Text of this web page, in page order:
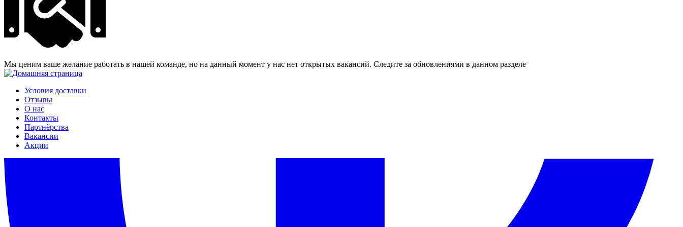
Мы ценим ваше желание работать в нашей команде, но на данный момент у нас нет открытых вакансий. Следите за обновлениями в данном разделе
Условия доставки
Отзывы
О нас
Контакты
Партнёрства
Вакансии
Акции